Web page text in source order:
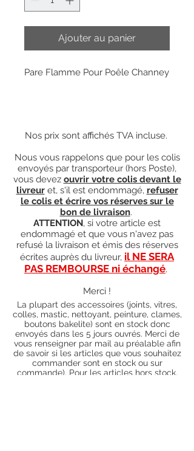
Ajouter au panier
Pare Flamme Pour Poêle Channey
Nos prix sont affichés TVA incluse.
Nous vous rappelons que pour les colis
envoyés par transporteur (hors Poste),
vous devez ouvrir votre colis devant le
livreuret, s'il est endommagé, refuser
le colis et écrire vos réserves sur le
bon de livraison.
ATTENTION, si votre article est
endommagé et que vous n'avez pas
refusé la livraison et émis des réserves
écrites auprès du livreur, il NE SERA
PAS REMBOURSE ni échangé.
Merci !
La plupart des accessoires (joints, vitres,
colles, mastic, nettoyant, peinture, clames,
boutons bakelite) sont en stock donc
envoyés dans les 5 jours ouvrés. Merci de
vous renseigner par mail au préalable afin
de savoir si les articles que vous souhaitez
commander sont en stock ou sur
commande). Pour les articles hors stock,